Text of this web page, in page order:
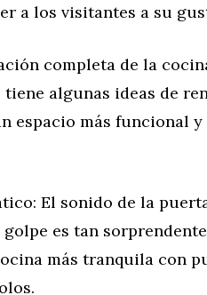
a los visitantes a su
completa de la
algunas ideas de
espacio más funcional
El sonido de la
es tan
más tranquila con